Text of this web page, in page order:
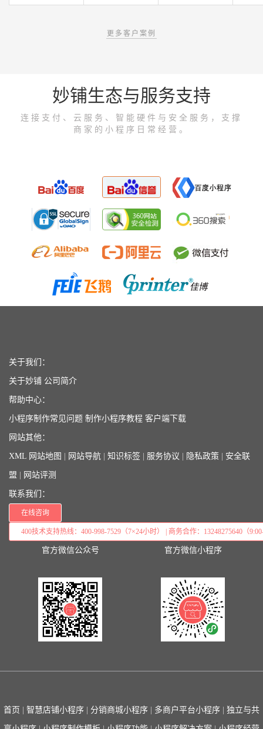
更多客户案例
妙铺生态与服务支持
连接支付、云服务、智能硬件与安全服务，支撑
商家的小程序日常经营。
关于我们：
关于妙铺 公司简介
帮助中心：
小程序制作常见问题 制作小程序教程 客户端下载
网站其他：
XML 网站地图 网站导航 知识标签 服务协议 隐私政策 安全联
盟 网站评测
联系我们：
在线咨询
400技术支持热线：400-998-7529（7×24小时） | 商务合作：13248275640（
官方微信公众号 官方微信小程序
首页 智慧店铺小程序 分销商城小程序 多商户平台小程序 独立与共